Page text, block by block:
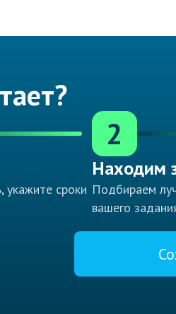
укажите сроки
2
Находим
Подбираем
вашего